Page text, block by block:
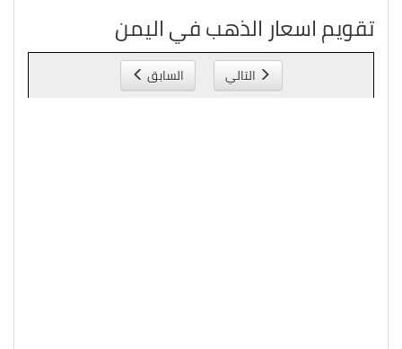
تقويم اسعار الذهب في اليمن
التالي السابق